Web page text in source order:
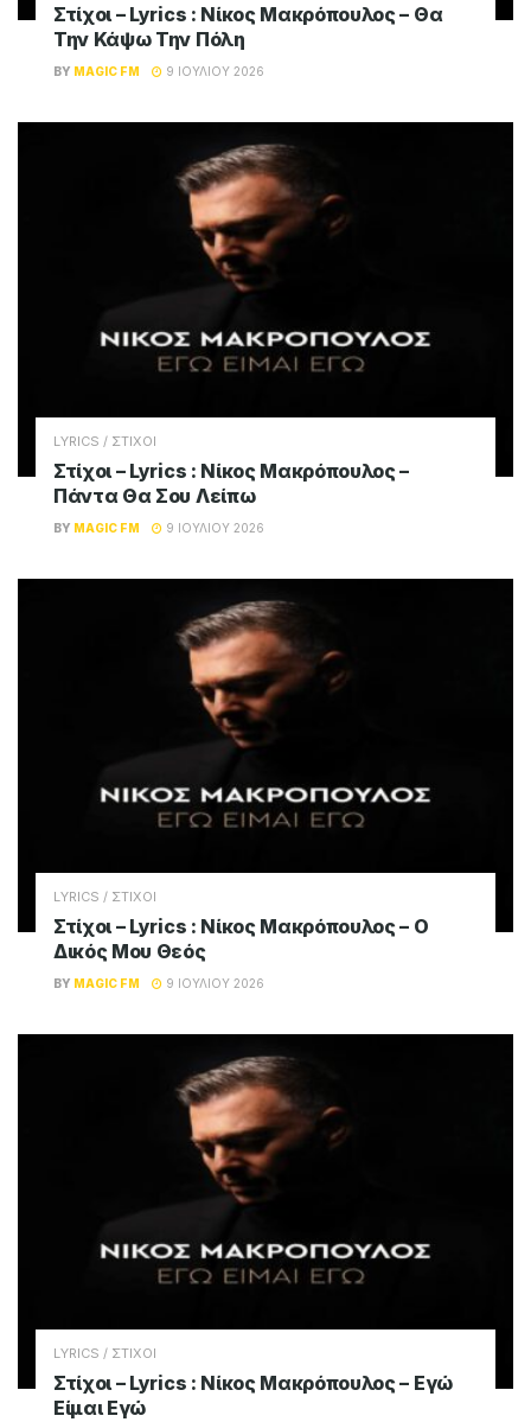
Στίχοι – Lyrics : Νίκος Μακρόπουλος – Θα
Την Κάψω Την Πόλη
BY MAGIC FM 9 ΙΟΥΛΊΟΥ 2026
LYRICS / ΣΤΙΧΟΙ
Στίχοι – Lyrics : Νίκος Μακρόπουλος –
Πάντα Θα Σου Λείπω
BY MAGIC FM 9 ΙΟΥΛΊΟΥ 2026
LYRICS / ΣΤΙΧΟΙ
Στίχοι – Lyrics : Νίκος Μακρόπουλος – Ο
Δικός Μου Θεός
BY MAGIC FM 9 ΙΟΥΛΊΟΥ 2026
LYRICS / ΣΤΙΧΟΙ
Στίχοι – Lyrics : Νίκος Μακρόπουλος – Εγώ
Είμαι Εγώ